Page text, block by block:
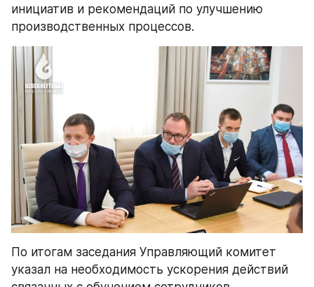
инициатив и рекомендаций по улучшению
производственных процессов.
По итогам заседания Управляющий комитет
указал на необходимость ускорения действий